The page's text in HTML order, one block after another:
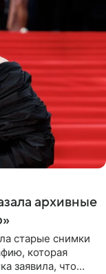
архивные
старые снимки
которая
заявила, что